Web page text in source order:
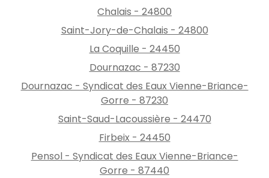
Chalais - 24800
Saint-Jory-de-Chalais - 24800
La Coquille - 24450
Dournazac - 87230
Dournazac - Syndicat des Eaux Vienne-Briance-
Gorre - 87230
Saint-Saud-Lacoussière - 24470
Firbeix - 24450
Pensol - Syndicat des Eaux Vienne-Briance-
Gorre - 87440